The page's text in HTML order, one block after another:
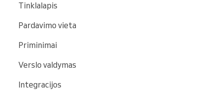
Tinklalapis
Pardavimo vieta
Priminimai
Verslo valdymas
Integracijos